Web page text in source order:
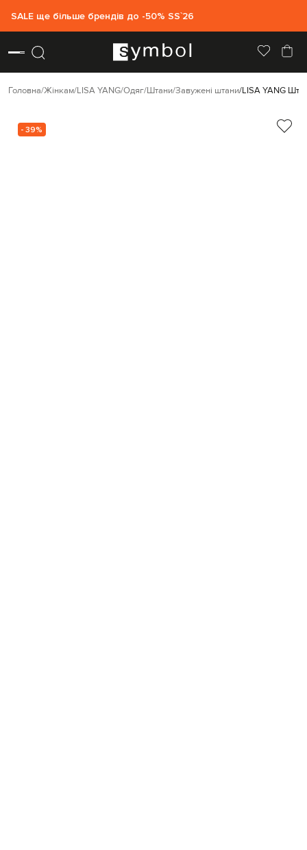
SALE ще більше брендів до -50% SS`26
Головна Жінкам LISA YANG Одяг Штани Завужені штани LISA YANG
- 39%